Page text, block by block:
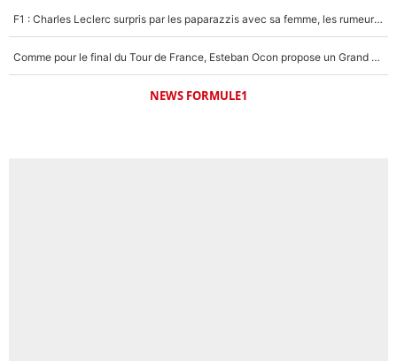
F1 : Charles Leclerc surpris par les paparazzis avec sa femme, les rumeurs étaient vraies !
Comme pour le final du Tour de France, Esteban Ocon propose un Grand Prix de Formule 1 à Paris : «Autour de l’Arc de Triomphe, ce serait génial» !
NEWS FORMULE1